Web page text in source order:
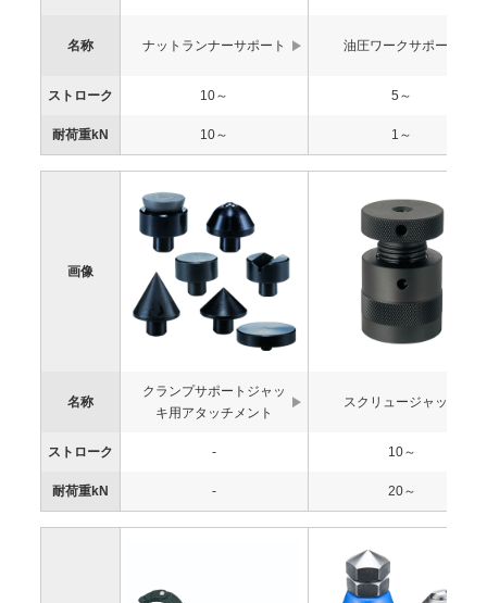
名称 ナットランナーサポート 油圧ワークサポート
ストローク 10～ 5～
耐荷重kN 10～ 1～
画像
名称
クランプサポートジャッ
キ用アタッチメント
スクリュージャッキ
ストローク - 10～
耐荷重kN - 20～